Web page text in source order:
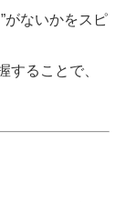
がないかをスピ
することで、